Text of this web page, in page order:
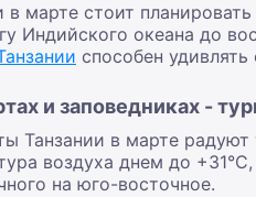
в марте стоит
Индийского океана до
способен
и заповедниках -
Танзании в марте
воздуха днем до
на юго-восточное.